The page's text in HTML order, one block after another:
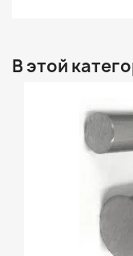
В этой